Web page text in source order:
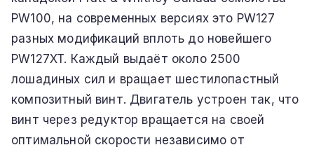
PW100, на современных версиях это PW127
разных модификаций вплоть до новейшего
PW127XT. Каждый выдаёт около 2500
лошадиных сил и вращает шестилопастный
композитный винт. Двигатель устроен так, что
винт через редуктор вращается на своей
оптимальной скорости независимо от